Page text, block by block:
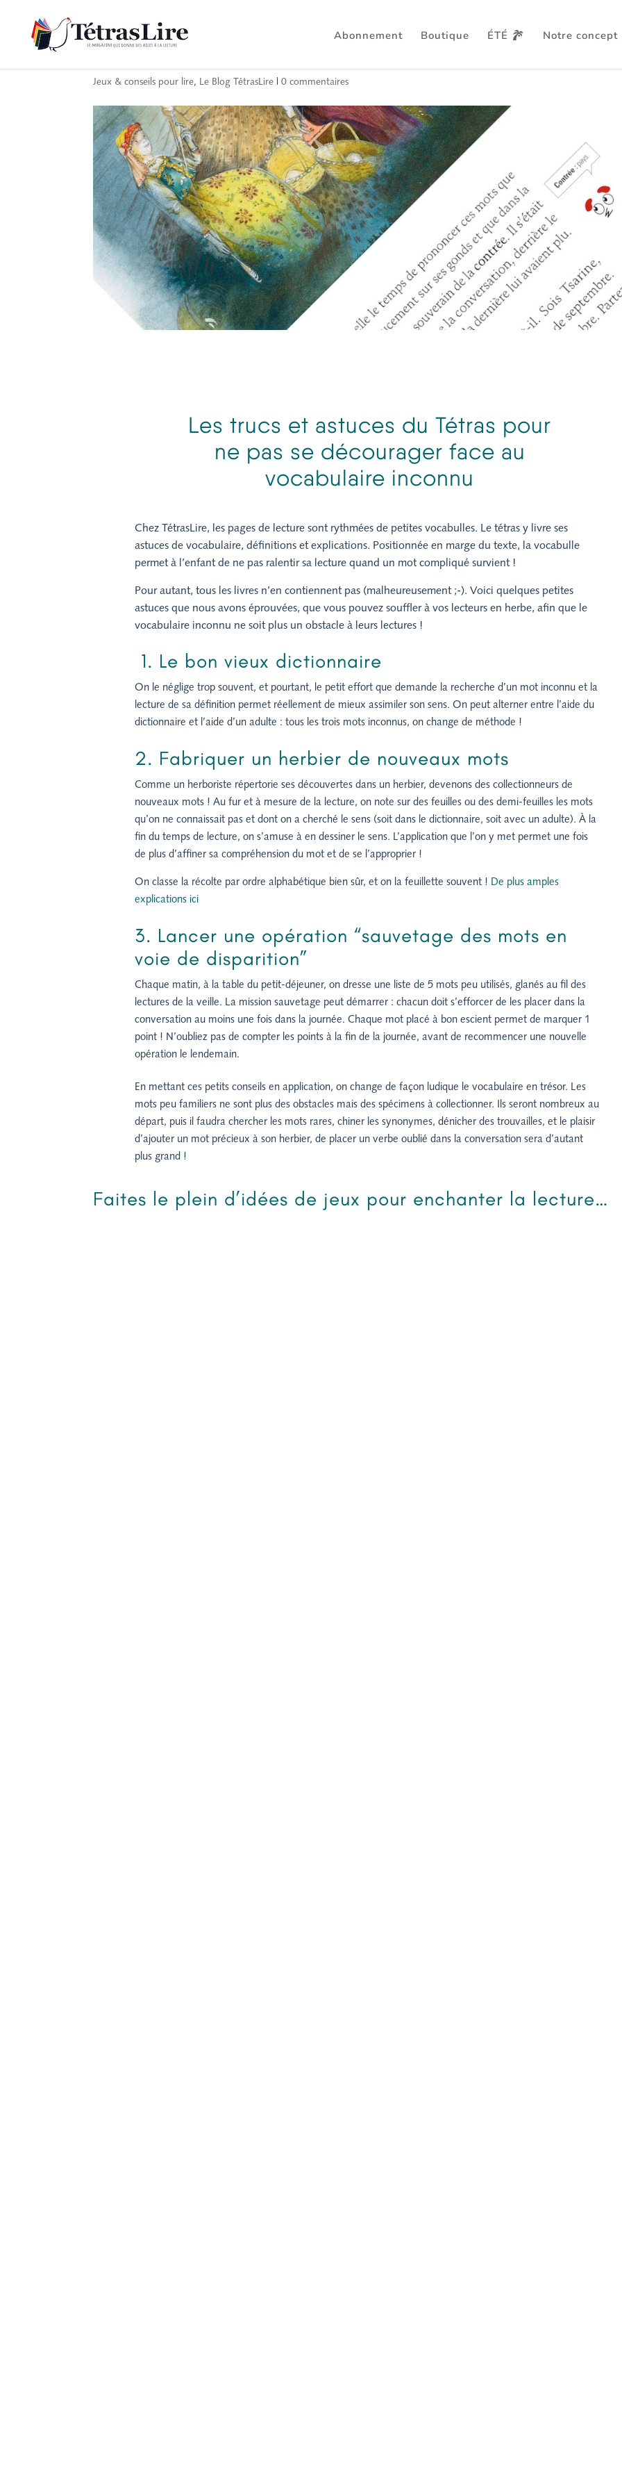
Abonnement Boutique ÉTÉ Notre concept
Quand le vocabulaire devient un jeu
Jeux & conseils pour lire, Le Blog TétrasLire |0 commentaires
Les trucs et astuces du Tétras pour
ne pas se décourager face au
vocabulaire inconnu
Chez TétrasLire, les pages de lecture sont rythmées de petites vocabulles. Le tétras y livre ses
astuces de vocabulaire, définitions et explications. Positionnée en marge du texte, la vocabulle
permet à l’enfant de ne pas ralentir sa lecture quand un mot compliqué survient !
Pour autant, tous les livres n’en contiennent pas (malheureusement ;-). Voici quelques petites
astuces que nous avons éprouvées, que vous pouvez souffler à vos lecteurs en herbe, afin que le
vocabulaire inconnu ne soit plus un obstacle à leurs lectures !
1. Le bon vieux dictionnaire
On le néglige trop souvent, et pourtant, le petit effort que demande la recherche d’un mot inconnu et la
lecture de sa définition permet réellement de mieux assimiler son sens. On peut alterner entre l’aide du
dictionnaire et l’aide d’un adulte : tous les trois mots inconnus, on change de méthode !
2. Fabriquer un herbier de nouveaux mots
Comme un herboriste répertorie ses découvertes dans un herbier, devenons des collectionneurs de
nouveaux mots ! Au fur et à mesure de la lecture, on note sur des feuilles ou des demi-feuilles les mots
qu’on ne connaissait pas et dont on a cherché le sens (soit dans le dictionnaire, soit avec un adulte). À la
fin du temps de lecture, on s’amuse à en dessiner le sens. L’application que l’on y met permet une fois
de plus d’affiner sa compréhension du mot et de se l’approprier !
On classe la récolte par ordre alphabétique bien sûr, et on la feuillette souvent ! De plus amples
explications ici
3. Lancer une opération “sauvetage des mots en
voie de disparition”
Chaque matin, à la table du petit-déjeuner, on dresse une liste de 5 mots peu utilisés, glanés au fil des
lectures de la veille. La mission sauvetage peut démarrer : chacun doit s’efforcer de les placer dans la
conversation au moins une fois dans la journée. Chaque mot placé à bon escient permet de marquer 1
point ! N’oubliez pas de compter les points à la fin de la journée, avant de recommencer une nouvelle
opération le lendemain.
En mettant ces petits conseils en application, on change de façon ludique le vocabulaire en trésor. Les
mots peu familiers ne sont plus des obstacles mais des spécimens à collectionner. Ils seront nombreux au
départ, puis il faudra chercher les mots rares, chiner les synonymes, dénicher des trouvailles, et le plaisir
d’ajouter un mot précieux à son herbier, de placer un verbe oublié dans la conversation sera d’autant
plus grand !
Faites le plein d’idées de jeux pour enchanter la lecture…